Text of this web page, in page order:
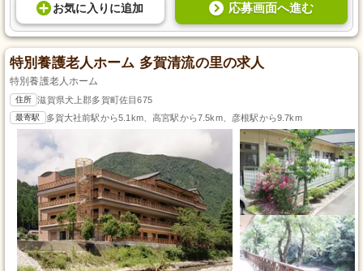
お気に入り に追加 応募画面へ進む
特別養護老人ホーム 多賀清流の里の求人
特別養護老人ホーム
住所 滋賀県犬上郡多賀町佐目675
最寄駅 多賀大社前駅から5.1km、高宮駅から7.5km、彦根駅から9.7km